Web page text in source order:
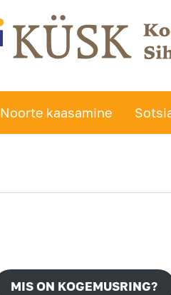
Noorte kaasamine
MIS ON KOGEMUSRING?